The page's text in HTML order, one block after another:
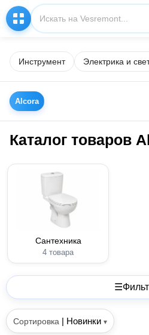
Инструмент Электрика и
Alcora
Каталог товаров
Сантехника
4 товара
☰
Сортировка | Новинки ▾